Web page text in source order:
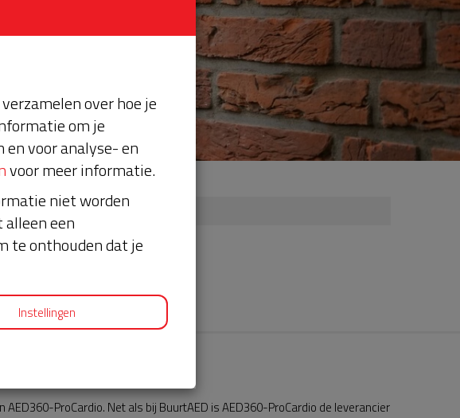
ProCardio. Net als bij BuurtAED is AED360-ProCardio de leverancier
over hoe je
om je
voor analyse- en
voor meer informatie.
niet worden
alleen een
te onthouden dat je
Instellingen